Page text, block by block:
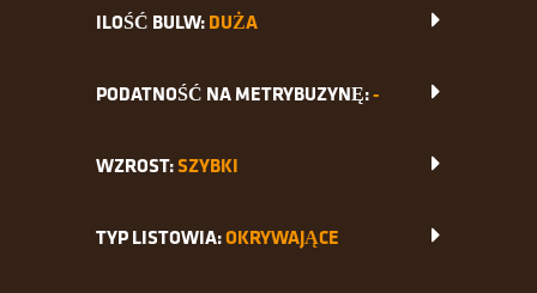
ILOŚĆ BULW:DUŻA
PODATNOŚĆ NA METRYBUZYNĘ:-
WZROST:SZYBKI
TYP LISTOWIA:OKRYWAJĄCE